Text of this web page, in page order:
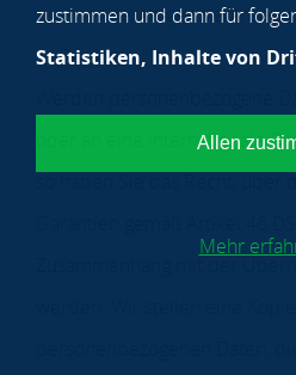
einer derartigen
Person.
oder an eine internationale
zustimmen und dann für
Statistiken, Inhalte von
Allen
Mehr